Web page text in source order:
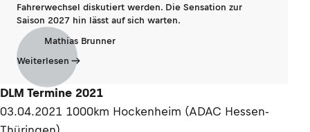
Fahrerwechsel diskutiert werden. Die Sensation zur
Saison 2027 hin lässt auf sich warten.
Mathias Brunner
Weiterlesen
DLM Termine 2021
03.04.2021 1000km Hockenheim (ADAC Hessen-